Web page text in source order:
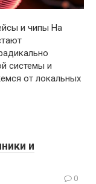
и чипы На
системы и
от локальных
и
0